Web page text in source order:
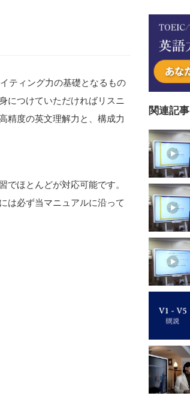
ティング力の基礎となるもの
につけていただければリスニ
精度の英文理解力と、構成力
でほとんどが対応可能です。
は必ず当マニュアルに沿って
関連記事